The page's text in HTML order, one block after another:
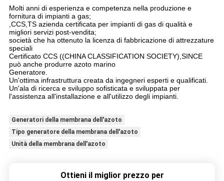
Molti anni di esperienza e competenza nella produzione e
fornitura di impianti a gas;
,CCS,TS azienda certificata per impianti di gas di qualità e
migliori servizi post-vendita;
società che ha ottenuto la licenza di fabbricazione di attrezzature
speciali
Certificato CCS ((CHINA CLASSIFICATION SOCIETY),SINCE
può anche produrre azoto marino
Generatore.
Un'ottima infrastruttura creata da ingegneri esperti e qualificati.
Un'ala di ricerca e sviluppo sofisticata e sviluppata per
l'assistenza all'installazione e all'utilizzo degli impianti.
Generatori della membrana dell'azoto
Tipo generatore della membrana dell'azoto
Unità della membrana dell'azoto
Ottieni il miglior prezzo per